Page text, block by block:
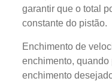
garantir que o total
constante do pistão.
Enchimento de
enchimento,
enchimento